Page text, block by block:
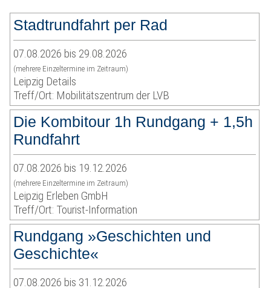
Stadtrundfahrt per Rad
07.08.2026 bis 29.08.2026
(mehrere Einzeltermine im Zeitraum)
Leipzig Details
Treff/Ort: Mobilitätszentrum der LVB
Die Kombitour 1h Rundgang + 1,5h
Rundfahrt
07.08.2026 bis 19.12.2026
(mehrere Einzeltermine im Zeitraum)
Leipzig Erleben GmbH
Treff/Ort: Tourist-Information
Rundgang »Geschichten und
Geschichte«
07.08.2026 bis 31.12.2026